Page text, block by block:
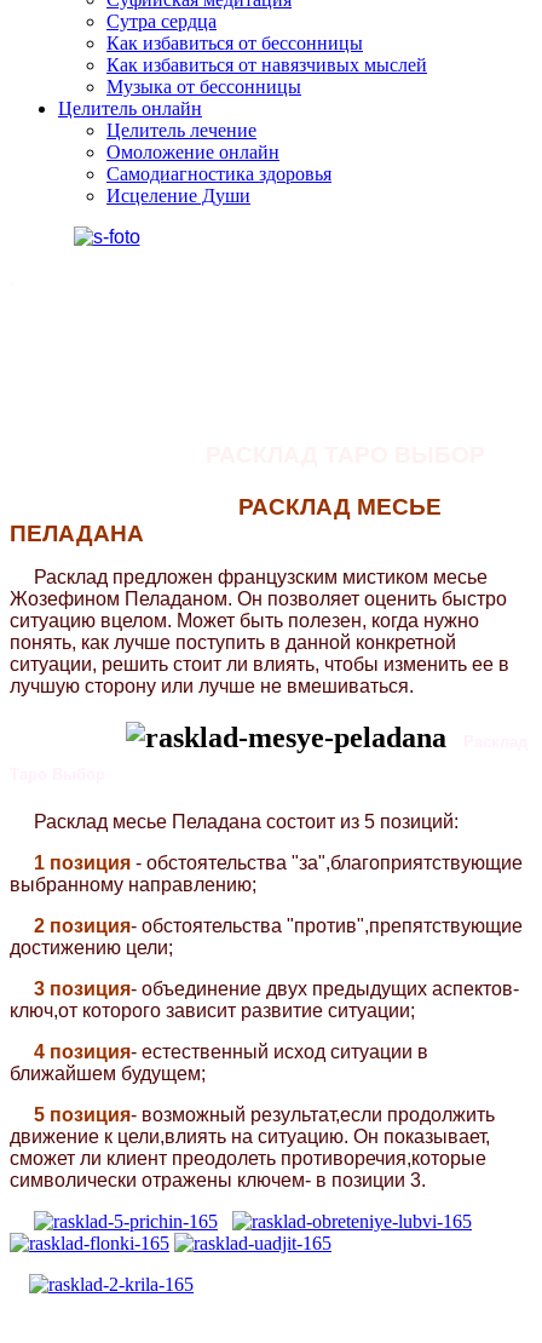
Сутра сердца
Как избавиться от бессонницы
Как избавиться от навязчивых мыслей
Музыка от бессонницы
Целитель онлайн
Целитель лечение
Омоложение онлайн
Самодиагностика здоровья
Исцеление Души
РАСКЛАД МЕСЬЕ
ПЕЛАДАНА
Расклад предложен французским мистиком месье
Жозефином Пеладаном. Он позволяет оценить быстро
ситуацию вцелом. Может быть полезен, когда нужно
понять, как лучше поступить в данной конкретной
ситуации, решить стоит ли влиять, чтобы изменить ее в
лучшую сторону или лучше не вмешиваться.
Расклад месье Пеладана состоит из 5 позиций:
1 позиция - обстоятельства "за",благоприятствующие
выбранному направлению;
2 позиция- обстоятельства "против",препятствующие
достижению цели;
3 позиция- объединение двух предыдущих аспектов-
ключ,от которого зависит развитие ситуации;
4 позиция- естественный исход ситуации в
ближайшем будущем;
5 позиция- возможный результат,если продолжить
движение к цели,влиять на ситуацию. Он показывает,
сможет ли клиент преодолеть противоречия,которые
символически отражены ключем- в позиции 3.